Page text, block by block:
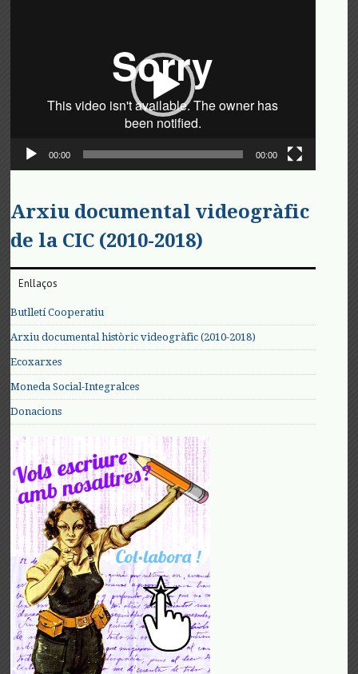
00:00 00:00
Arxiu documental videogràfic
de la CIC (2010-2018)
Enllaços
Butlletí Cooperatiu
Arxiu documental històric videogràfic (2010-2018)
Ecoxarxes
Moneda Social-Integralces
Donacions